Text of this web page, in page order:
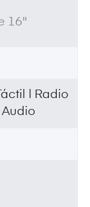
16"
| Radio
Audio